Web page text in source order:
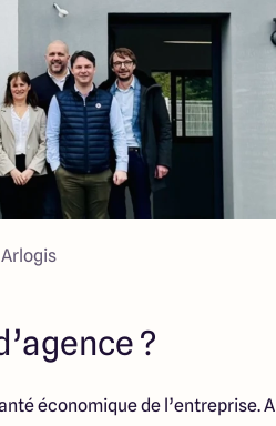
?
économique de l’entreprise. A